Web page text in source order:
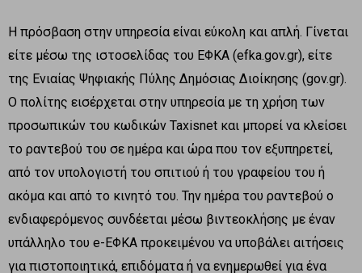
Η πρόσβαση στην υπηρεσία είναι εύκολη και απλή. Γίνεται
είτε μέσω της ιστοσελίδας του ΕΦΚΑ (efka.gov.gr), είτε
της Ενιαίας Ψηφιακής Πύλης Δημόσιας Διοίκησης (gov.gr).
Ο πολίτης εισέρχεται στην υπηρεσία με τη χρήση των
προσωπικών του κωδικών Taxisnet και μπορεί να κλείσει
το ραντεβού του σε ημέρα και ώρα που τον εξυπηρετεί,
από τον υπολογιστή του σπιτιού ή του γραφείου του ή
ακόμα και από το κινητό του. Την ημέρα του ραντεβού ο
ενδιαφερόμενος συνδέεται μέσω βιντεοκλήσης με έναν
υπάλληλο του e-ΕΦΚΑ προκειμένου να υποβάλει αιτήσεις
για πιστοποιητικά, επιδόματα ή να ενημερωθεί για ένα